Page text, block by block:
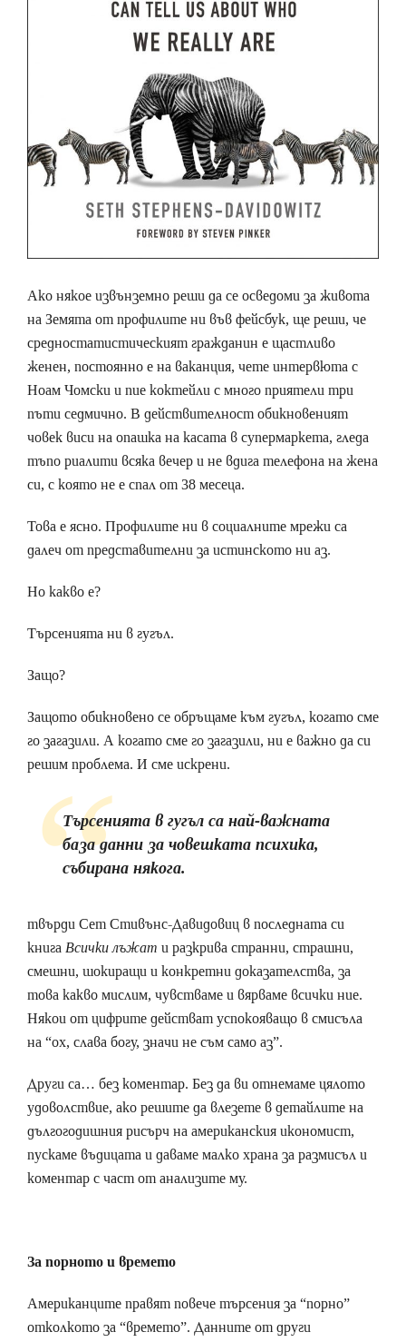
Ако някое извънземно реши да се осведоми за живота
на Земята от профилите ни във фейсбук, ще реши, че
средностатистическият гражданин е щастливо
женен, постоянно е на ваканция, чете интервюта с
Ноам Чомски и пие коктейли с много приятели три
пъти седмично. В действителност обикновеният
човек виси на опашка на касата в супермаркета, гледа
тъпо риалити всяка вечер и не вдига телефона на жена
си, с която не е спал от 38 месеца.
Това е ясно. Профилите ни в социалните мрежи са
далеч от представителни за истинското ни аз.
Но какво е?
Търсенията ни в гугъл.
Защо?
Защото обикновено се обръщаме към гугъл, когато сме
го загазили. А когато сме го загазили, ни е важно да си
решим проблема. И сме искрени.
Търсенията в гугъл са най-важната
база данни за човешката психика,
събирана някога.
твърди Сет Стивънс-Давидовиц в последната си
книгаВсички лъжат и разкрива странни, страшни,
смешни, шокиращи и конкретни доказателства, за
това какво мислим, чувстваме и вярваме всички ние.
Някои от цифрите действат успокояващо в смисъла
на “ох, слава богу, значи не съм само аз”.
Други са… без коментар. Без да ви отнемаме цялото
удоволствие, ако решите да влезете в детайлите на
дългогодишния рисърч на американския икономист,
пускаме въдицата и даваме малко храна за размисъл и
коментар с част от анализите му.
За порното и времето
Американците правят повече търсения за “порно”
отколкото за “времето”. Данните от други